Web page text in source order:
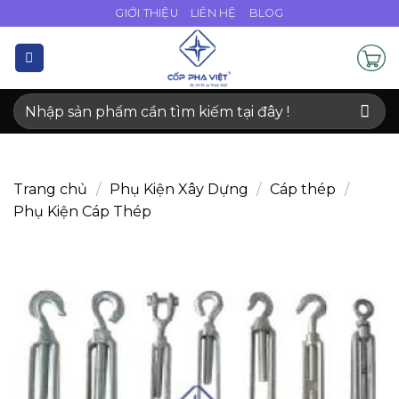
dung
GIỚI THIỆU LIÊN HỆ BLOG
Tìm
kiếm:
Trang chủ / Phụ Kiện Xây Dựng / Cáp thép /
Phụ Kiện Cáp Thép